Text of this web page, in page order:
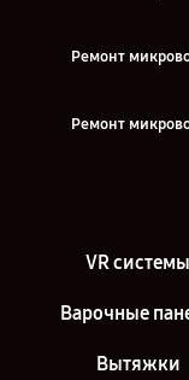
Ремонт
Ремонт
РемонтVR системы
Варочные
Вытяжки